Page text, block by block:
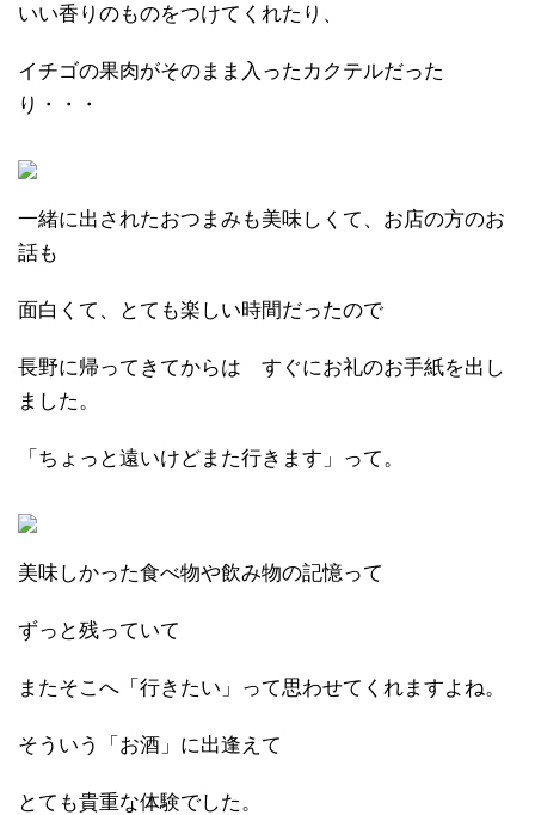
いい香りのものをつけてくれたり、
イチゴの果肉がそのまま入ったカクテルだった
り・・・
一緒に出されたおつまみも美味しくて、お店の方のお
話も
面白くて、とても楽しい時間だったので
長野に帰ってきてからは すぐにお礼のお手紙を出し
ました。
「ちょっと遠いけどまた行きます」って。
美味しかった食べ物や飲み物の記憶って
ずっと残っていて
またそこへ「行きたい」って思わせてくれますよね。
そういう「お酒」に出逢えて
とても貴重な体験でした。